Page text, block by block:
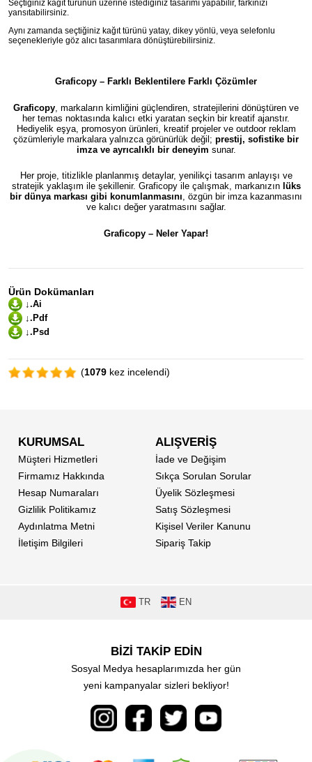
Seçtiğiniz kağıt türünün üzerine istediğiniz tasarımı yapabilir, farkınızı
yansıtabilirsiniz.
Aynı zamanda seçtiğiniz kağıt türünü yatay, dikey yönlü, veya selefonlu
seçenekleriyle göz alıcı tasarımlara dönüştürebilirsiniz.
Graficopy – Farklı Beklentilere Farklı Çözümler
Graficopy , markaların kimliğini güçlendiren, stratejilerini dönüştüren ve
her temas noktasında kalıcı etki yaratan seçkin bir kreatif ajanstır.
Hediyelik eşya, promosyon ürünleri, kreatif projeler ve outdoor reklam
çözümleriyle markalara yalnızca görünürlük değil; prestij, sofistike bir
imza ve ayrıcalıklı bir deneyim sunar.
Her proje, titizlikle planlanmış detaylar, yenilikçi tasarım anlayışı ve
stratejik yaklaşım ile şekillenir. Graficopy ile çalışmak, markanızın lüks
bir dünya markası gibi konumlanmasını, özgün bir imza kazanmasını
ve kalıcı değer yaratmasını sağlar.
Graficopy – Neler Yapar!
Ürün Dokümanları
↓.Ai
↓.Pdf
↓.Psd
(1079 kez incelendi)
KURUMSAL
Müşteri Hizmetleri
Firmamız Hakkında
Hesap Numaraları
Gizlilik Politikamız
Aydınlatma Metni
İletişim Bilgileri
ALIŞVERİŞ
İade ve Değişim
Sıkça Sorulan Sorular
Üyelik Sözleşmesi
Satış Sözleşmesi
Kişisel Veriler Kanunu
Sipariş Takip
TR EN
BİZİ TAKİP EDİN
Sosyal Medya hesaplarımızda her gün
yeni kampanyalar sizleri bekliyor!